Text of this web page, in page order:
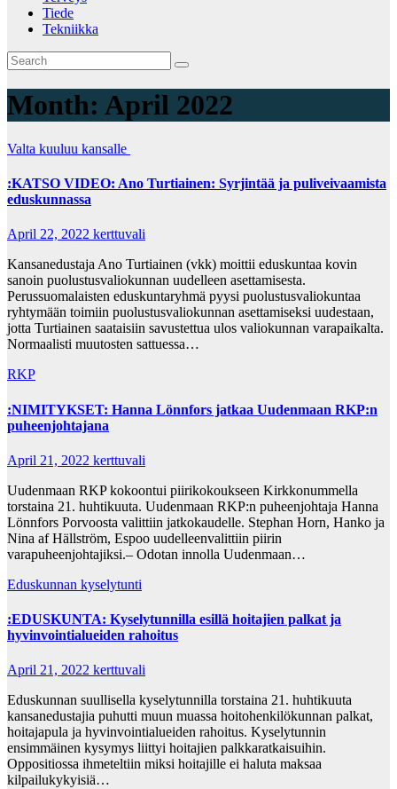
Tiede
Tekniikka
Month: April 2022
Valta kuuluu kansalle
:KATSO VIDEO: Ano Turtiainen: Syrjintää ja puliveivaamista
eduskunnassa
April 22, 2022 kerttuvali
Kansanedustaja Ano Turtiainen (vkk) moittii eduskuntaa kovin
sanoin puolustusvaliokunnan uudelleen asettamisesta.
Perussuomalaisten eduskuntaryhmä pyysi puolustusvaliokuntaa
ryhtymään toimiin puolustusvaliokunnan asettamiseksi uudestaan,
jotta Turtiainen saataisiin savustettua ulos valiokunnan varapaikalta.
Normaalisti muutosten sattuessa…
RKP
:NIMITYKSET: Hanna Lönnfors jatkaa Uudenmaan RKP:n
puheenjohtajana
April 21, 2022 kerttuvali
Uudenmaan RKP kokoontui piirikokoukseen Kirkkonummella
torstaina 21. huhtikuuta. Uudenmaan RKP:n puheenjohtaja Hanna
Lönnfors Porvoosta valittiin jatkokaudelle. Stephan Horn, Hanko ja
Nina af Hällström, Espoo uudelleenvalittiin piirin
varapuheenjohtajiksi.– Odotan innolla Uudenmaan…
Eduskunnan kyselytunti
:EDUSKUNTA: Kyselytunnilla esillä hoitajien palkat ja
hyvinvointialueiden rahoitus
April 21, 2022 kerttuvali
Eduskunnan suullisella kyselytunnilla torstaina 21. huhtikuuta
kansanedustajia puhutti muun muassa hoitohenkilökunnan palkat,
hoitajapula ja hyvinvointialueiden rahoitus. Kyselytunnin
ensimmäinen kysymys liittyi hoitajien palkkaratkaisuihin.
Oppositiossa ihmeteltiin miksi hoitajille ei haluta maksaa
kilpailukykyisiä…